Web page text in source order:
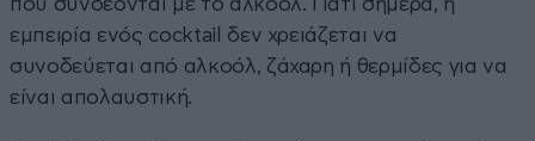
που συνδέονται με το αλκοόλ. Γιατί σήμερα, η
εμπειρία ενός cocktail δεν χρειάζεται να
συνοδεύεται από αλκοόλ, ζάχαρη ή θερμίδες για να
είναι απολαυστική.